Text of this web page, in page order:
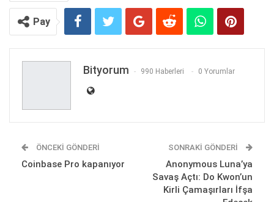
Pay
Bityorum 990 Haberleri 0 Yorumlar
ÖNCEKI GÖNDERI
Coinbase Pro kapanıyor
SONRAKI GÖNDERI
Anonymous Luna’ya
Savaş Açtı: Do Kwon’un
Kirli Çamaşırları İfşa